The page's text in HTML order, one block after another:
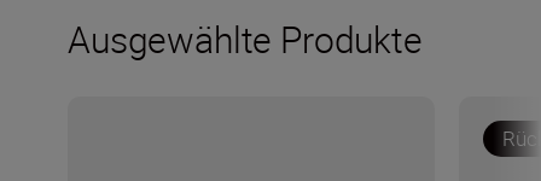
Ausgewählte Produkte